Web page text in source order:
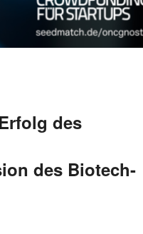
des
des Biotech-